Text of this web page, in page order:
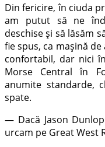
Din fericire, în ciuda
am putut să ne
deschise și să lăsăm
fie spus, ca mașină
confortabil, dar nici
Morse Central în
anumite standarde,
spate.
— Dacă Jason
urcam pe Great West